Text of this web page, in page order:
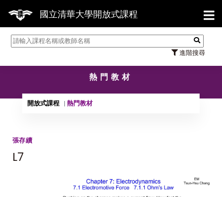
國立清華大學開放式課程
進階搜尋
【7/31】114學年度
熱門教材
開放式課程 熱門教材
張存續
L7